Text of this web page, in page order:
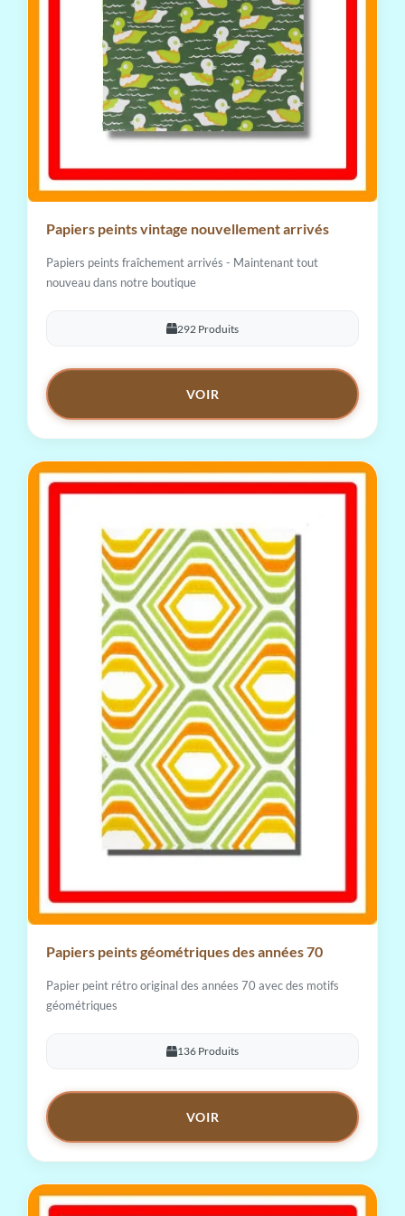
Papiers peints vintage nouvellement arrivés
Papiers peints fraîchement arrivés - Maintenant tout
nouveau dans notre boutique
292 Produits
VOIR
Papiers peints géométriques des années 70
Papier peint rétro original des années 70 avec des motifs
géométriques
136 Produits
VOIR